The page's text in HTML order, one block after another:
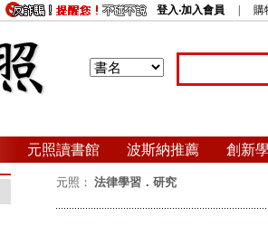
登入‧加入會員 購
元照讀書館 波斯納推薦 創新
元照： 法律學習．研究